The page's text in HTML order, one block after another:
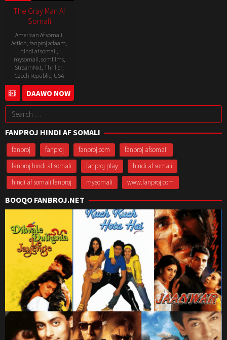
The Gray Man Af
Somali
American Af somali
Action ,fanproj aflaam
hindi af somali
mysomali somfilms,
StreamNxt Thriller
Czech Republic USA
13
Jul
2022
Anthony
Russo
DAAWO NOW
Search
for:
FANPROJ HINDI AF SOMALI
fanbroj fanproj fanproj.com
fanproj afsomali
fanproj hindi af somali
fanproj play
hindi af somali
hindi af somali fanproj
mysomali www.fanproj.com
BOOQO FANBROJ.NET